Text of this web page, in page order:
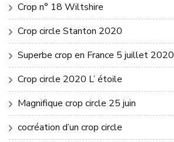
Crop n° 18 Wiltshire
Crop circle Stanton 2020
Superbe crop en France 5 juillet 2020
Crop circle 2020 L’ étoile
Magnifique crop circle 25 juin
cocréation d’un crop circle